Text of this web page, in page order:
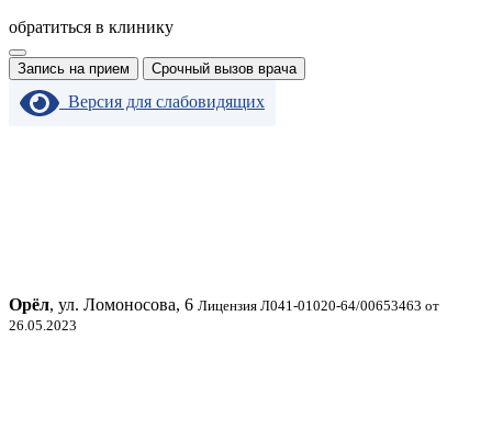
обратиться в клинику
Запись на прием Срочный вызов врача
Версия для слабовидящих
Орёл, ул. Ломоносова, 6 Лицензия Л041-01020-64/00653463 от
26.05.2023